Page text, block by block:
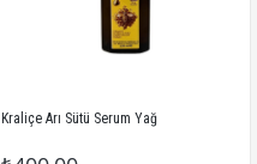
Kraliçe Arı Sütü Serum Yağ